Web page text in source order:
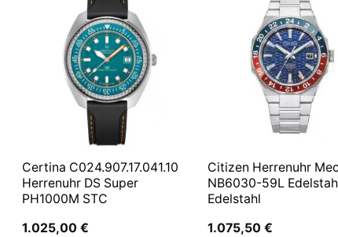
Certina C024.907.17.041.10
Herrenuhr DS Super
PH1000M STC
1.025,00€
Citizen Herrenuhr
NB6030-59L
Edelstahl
1.075,50 €